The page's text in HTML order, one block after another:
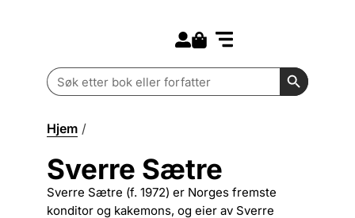
Search
for:
Search
Hjem /
Sverre Sætre
Sverre Sætre (f. 1972) er Norges fremste
konditor og kakemons, og eier av Sverre